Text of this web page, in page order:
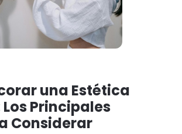
una Estética
Principales
Considerar